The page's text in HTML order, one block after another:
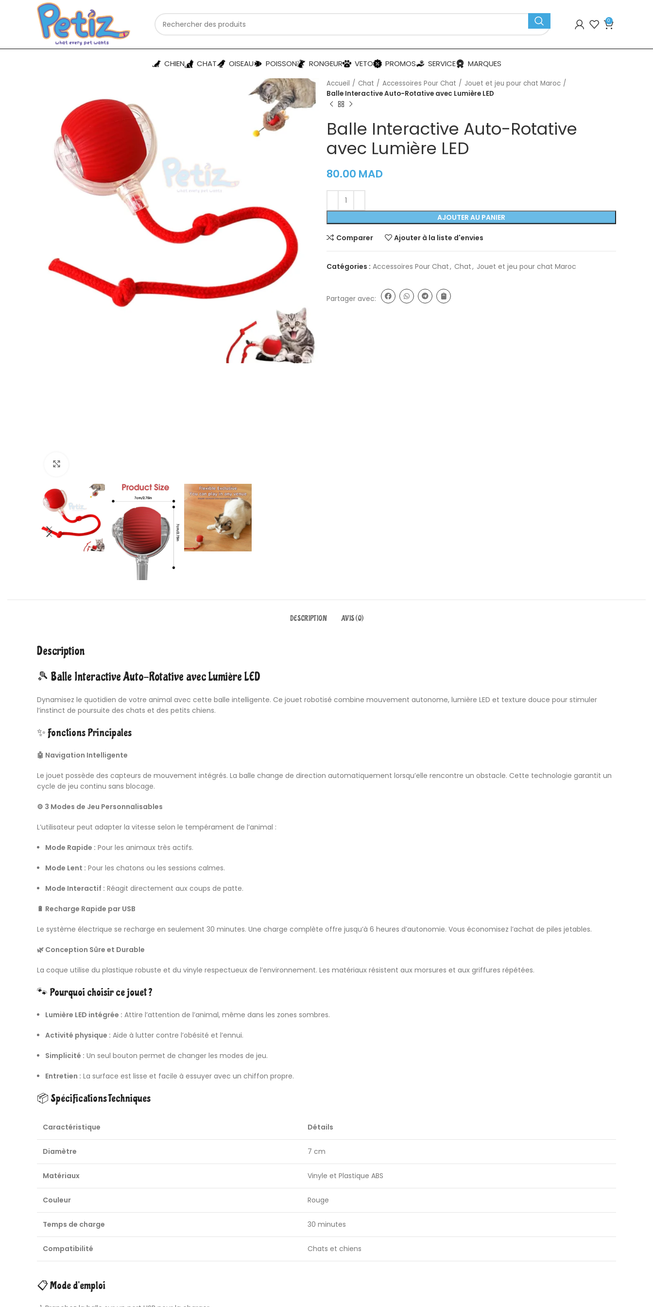
0
CHIEN CHAT OISEAU POISSON RONGEUR VETO PROMOS SERVICE MARQUES
Accueil Chat Accessoires Pour Chat
Jouet et jeu pour chat Maroc
Balle Interactive Auto-Rotative avec Lumière LED
Balle Interactive Auto-Rotative
avec Lumière LED
80.00 MAD
AJOUTER AU PANIER
Comparer Ajouter à la liste d'envies
Catégories : Accessoires Pour Chat, Chat, Jouet et jeu pour chat Maroc
Partager avec:
DESCRIPTION AVIS (0)
Description
🎾 Balle Interactive Auto-Rotative avec Lumière LED
Dynamisez le quotidien de votre animal avec cette balle intelligente. Ce jouet robotisé combine mouvement autonome, lumière LED et texture douce pour stimuler
l’instinct de poursuite des chats et des petits chiens.
✨ Fonctions Principales
🤖 Navigation Intelligente
Le jouet possède des capteurs de mouvement intégrés. La balle change de direction automatiquement lorsqu’elle rencontre un obstacle. Cette technologie garantit un
cycle de jeu continu sans blocage.
⚙️ 3 Modes de Jeu Personnalisables
L’utilisateur peut adapter la vitesse selon le tempérament de l’animal :
Mode Rapide : Pour les animaux très actifs.
Mode Lent : Pour les chatons ou les sessions calmes.
Mode Interactif : Réagit directement aux coups de patte.
🔋 Recharge Rapide par USB
Le système électrique se recharge en seulement 30 minutes. Une charge complète offre jusqu’à 6 heures d’autonomie. Vous économisez l’achat de piles jetables.
🌿 Conception Sûre et Durable
La coque utilise du plastique robuste et du vinyle respectueux de l’environnement. Les matériaux résistent aux morsures et aux griffures répétées.
🐾 Pourquoi choisir ce jouet ?
Lumière LED intégrée : Attire l’attention de l’animal, même dans les zones sombres.
Activité physique : Aide à lutter contre l’obésité et l’ennui.
Simplicité : Un seul bouton permet de changer les modes de jeu.
Entretien : La surface est lisse et facile à essuyer avec un chiffon propre.
📦 Spécifications Techniques
Caractéristique Détails
Diamètre 7 cm
Matériaux Vinyle et Plastique ABS
Couleur Rouge
Temps de charge 30 minutes
Compatibilité Chats et chiens
📋 Mode d’emploi